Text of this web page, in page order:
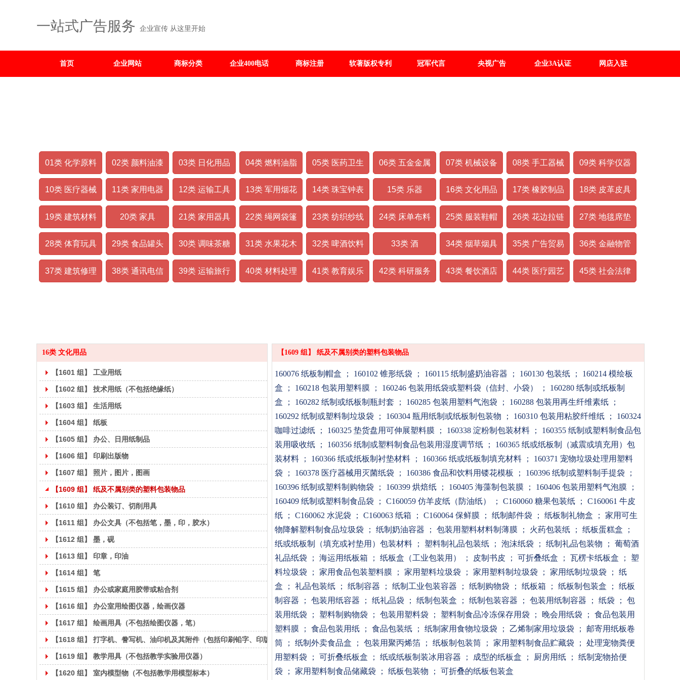
一站式广告服务 企业宣传 从这里开始
首页 企业网站 商标分类 企业400电话 商标注册 软著版权专利 冠军代言 央视广告 企业3A认证 网店入驻
02类 颜料油漆 03类 日化用品 04类 燃料油脂 05类 医药卫生 06类 五金金属 07类 机械设备 08类 手工器械
01类 化学原料 09类 科学仪器
10类 医疗器械 11类 家用电器 12类 运输工具 13类 军用烟花 14类 珠宝钟表 15类 乐器 16类 文化用品 17类 橡胶制品 18类 皮革皮具
19类 建筑材料
28类 体育玩具
37类 建筑修理
20类 家具 21类 家用器具 22类 绳网袋篷 23类 纺织纱线 24类 床单布料 25类 服装鞋帽 26类 花边拉链 27类 地毯席垫
29类 食品罐头 30类 调味茶糖 31类 水果花木 32类 啤酒饮料 33类 酒 34类 烟草烟具 35类 广告贸易 36类 金融物管
38类 通讯电信 39类 运输旅行 40类 材料处理 41类 教育娱乐 42类 科研服务 43类 餐饮酒店 44类 医疗园艺 45类 社会法律
16类 文化用品
【1601 组】 工业用纸
【1602 组】 技术用纸（不包括绝缘纸）
【1603 组】 生活用纸
【1604 组】 纸板
【1605 组】 办公、日用纸制品
【1606 组】 印刷出版物
【1607 组】 照片，图片，图画
【1609 组】 纸及不属别类的塑料包装物品
【1610 组】 办公装订、切削用具
【1611 组】 办公文具（不包括笔，墨，印，胶水）
【1612 组】 墨，砚
【1613 组】 印章，印油
【1614 组】 笔
【1615 组】 办公或家庭用胶带或粘合剂
【1616 组】 办公室用绘图仪器，绘画仪器
【1617 组】 绘画用具（不包括绘图仪器，笔）
【1618 组】 打字机、誊写机、油印机及其附件（包括印刷铅字、印版）
【1619 组】 教学用具（不包括教学实验用仪器）
【1620 组】 室内模型物（不包括教学用模型标本）
【1609 组】 纸及不属别类的塑料包装物品
160076 纸板制帽盒 ； 160102 锥形纸袋 ； 160115 纸制盛奶油容器 ； 160130 包装纸
； 160214 模绘板
盒
； 160218 包装用塑料膜 ； 160246 包装用纸袋或塑料袋（信封、小袋）
； 160280 纸制或纸板制
盒
； 160282 纸制或纸板制瓶封套 ； 160285 包装用塑料气泡袋 ； 160288 包装用再生纤维素纸
；
160292 纸制或塑料制垃圾袋
； 160304 瓶用纸制或纸板制包装物 ； 160310 包装用粘胶纤维纸
； 160324
咖啡过滤纸
； 160325 垫货盘用可伸展塑料膜 ； 160338 淀粉制包装材料
； 160355 纸制或塑料制食品包
装用吸收纸
； 160356 纸制或塑料制食品包装用湿度调节纸
； 160365 纸或纸板制（减震或填充用）包
装材料
； 160366 纸或纸板制衬垫材料 ； 160366 纸或纸板制填充材料
； 160371 宠物垃圾处理用塑料
袋
； 160378 医疗器械用灭菌纸袋 ； 160386 食品和饮料用镂花模板 ； 160396 纸制或塑料制手提袋
；
160396 纸制或塑料制购物袋
； 160399 烘焙纸 ； 160405 海藻制包装膜 ； 160406 包装用塑料气泡膜
；
160409 纸制或塑料制食品袋
； C160059 仿羊皮纸（防油纸） ； C160060 糖果包装纸
； C160061 牛皮
纸
； C160062 水泥袋 ； C160063 纸箱 ； C160064 保鲜膜 ； 纸制邮件袋 ； 纸板制礼物盒
； 家用可生
物降解塑料制食品垃圾袋
； 纸制奶油容器 ； 包装用塑料材料制薄膜 ； 火药包装纸 ； 纸板蛋糕盒
；
纸或纸板制（填充或衬垫用）包装材料
； 塑料制礼品包装纸 ； 泡沫纸袋 ； 纸制礼品包装物
； 葡萄酒
礼品纸袋
； 海运用纸板箱 ； 纸板盒（工业包装用） ； 皮制书皮 ； 可折叠纸盒 ； 瓦楞卡纸板盒
； 塑
料垃圾袋
； 家用食品包装塑料膜 ； 家用塑料垃圾袋 ； 家用塑料制垃圾袋 ； 家用纸制垃圾袋
； 纸
盒
； 礼品包装纸 ； 纸制容器 ； 纸制工业包装容器 ； 纸制购物袋 ； 纸板箱 ； 纸板制包装盒
； 纸板
制容器
； 包装用纸容器 ； 纸礼品袋 ； 纸制包装盒 ； 纸制包装容器 ； 包装用纸制容器 ； 纸袋
； 包
装用纸袋
； 塑料制购物袋 ； 包装用塑料袋 ； 塑料制食品冷冻保存用袋 ； 晚会用纸袋
； 食品包装用
塑料膜
； 食品包装用纸 ； 食品包装纸 ； 纸制家用食物垃圾袋 ； 乙烯制家用垃圾袋
； 邮寄用纸板卷
筒
； 纸制外卖食品盒 ； 包装用聚丙烯箔 ； 纸板制包装筒 ； 家用塑料制食品贮藏袋
； 处理宠物粪便
用塑料袋
； 可折叠纸板盒 ； 纸或纸板制装冰用容器 ； 成型的纸板盒 ； 厨房用纸
； 纸制宠物拾便
袋
； 家用塑料制食品储藏袋 ； 纸板包装物 ； 可折叠的纸板包装盒